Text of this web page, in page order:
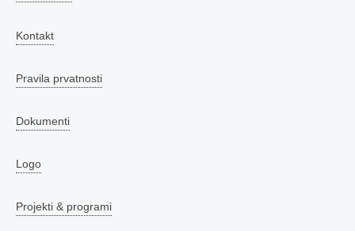
Kontakt
Pravila prvatnosti
Dokumenti
Logo
Projekti & programi